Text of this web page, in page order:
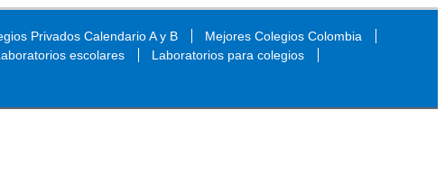
Privados Calendario A y B
Mejores Colegios Colombia
escolares
Laboratorios para colegios